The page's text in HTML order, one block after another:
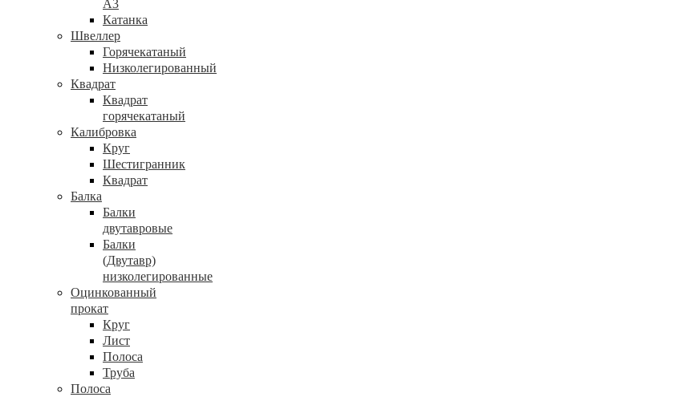
А3
Катанка
Швеллер
Горячекатаный
Низколегированный
Квадрат
Квадрат
горячекатаный
Калибровка
Круг
Шестигранник
Квадрат
Балка
Балки
двутавровые
Балки
(Двутавр)
низколегированные
Оцинкованный
прокат
Круг
Лист
Полоса
Труба
Полоса